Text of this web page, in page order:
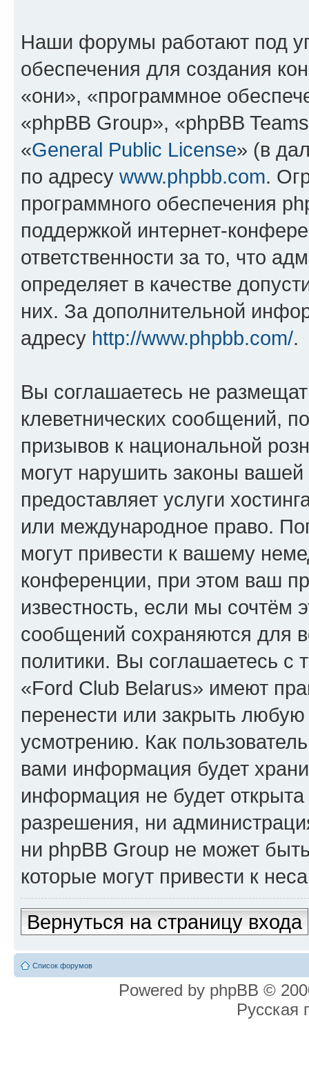
Наши форумы работают под
обеспечения для создания
«они», «программное
«phpBB Group», «phpBB
«General Public License» (в
по адресу www.phpbb.com.
программного обеспечения
поддержкой интернет-
ответственности за то, что
определяет в качестве
них. За дополнительной
адресу http://www.phpbb.com/.
Вы соглашаетесь не
клеветнических сообщений,
призывов к национальной
могут нарушить законы
предоставляет услуги
или международное право.
могут привести к вашему
конференции, при этом ваш
известность, если мы сочтём
сообщений сохраняются для
политики. Вы соглашаетесь
«Ford Club Belarus» имеют
перенести или закрыть
усмотрению. Как
вами информация будет
информация не будет
разрешения, ни
ни phpBB Group не может
которые могут привести к
Вернуться на страницу входа
Список форумов
Powered by phpBB ©
Русская